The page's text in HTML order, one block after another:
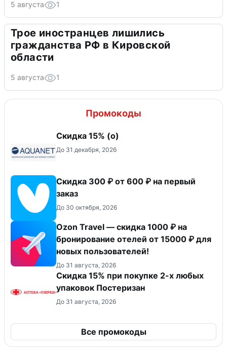
5 августа 1
Трое иностранцев лишились
гражданства РФ в Кировской
области
5 августа 1
Промокоды
Скидка 15% (о)
До 31 декабря, 2026
Скидка 300 ₽ от 600 ₽ на первый
заказ
До 30 октября, 2026
Ozon Travel — скидка 1000 ₽ на
бронирование отелей от 15000 ₽ для
новых пользователей!
До 31 августа, 2026
Скидка 15% при покупке 2-х любых
упаковок Постеризан
До 31 августа, 2026
Все промокоды